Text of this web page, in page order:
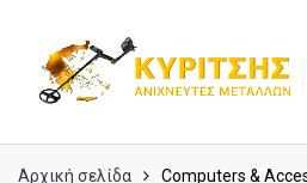
navigation
content
Αρχική σελίδα Computers &